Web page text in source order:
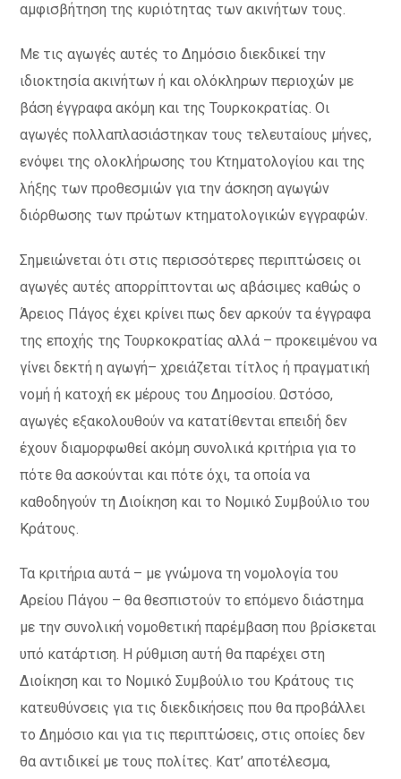
αμφισβήτηση της κυριότητας των ακινήτων τους.
Με τις αγωγές αυτές το Δημόσιο διεκδικεί την
ιδιοκτησία ακινήτων ή και ολόκληρων περιοχών με
βάση έγγραφα ακόμη και της Τουρκοκρατίας. Οι
αγωγές πολλαπλασιάστηκαν τους τελευταίους μήνες,
ενόψει της ολοκλήρωσης του Κτηματολογίου και της
λήξης των προθεσμιών για την άσκηση αγωγών
διόρθωσης των πρώτων κτηματολογικών εγγραφών.
Σημειώνεται ότι στις περισσότερες περιπτώσεις οι
αγωγές αυτές απορρίπτονται ως αβάσιμες καθώς ο
Άρειος Πάγος έχει κρίνει πως δεν αρκούν τα έγγραφα
της εποχής της Τουρκοκρατίας αλλά – προκειμένου να
γίνει δεκτή η αγωγή– χρειάζεται τίτλος ή πραγματική
νομή ή κατοχή εκ μέρους του Δημοσίου. Ωστόσο,
αγωγές εξακολουθούν να κατατίθενται επειδή δεν
έχουν διαμορφωθεί ακόμη συνολικά κριτήρια για το
πότε θα ασκούνται και πότε όχι, τα οποία να
καθοδηγούν τη Διοίκηση και το Νομικό Συμβούλιο του
Κράτους.
Τα κριτήρια αυτά – με γνώμονα τη νομολογία του
Αρείου Πάγου – θα θεσπιστούν το επόμενο διάστημα
με την συνολική νομοθετική παρέμβαση που βρίσκεται
υπό κατάρτιση. Η ρύθμιση αυτή θα παρέχει στη
Διοίκηση και το Νομικό Συμβούλιο του Κράτους τις
κατευθύνσεις για τις διεκδικήσεις που θα προβάλλει
το Δημόσιο και για τις περιπτώσεις, στις οποίες δεν
θα αντιδικεί με τους πολίτες. Κατ’ αποτέλεσμα,